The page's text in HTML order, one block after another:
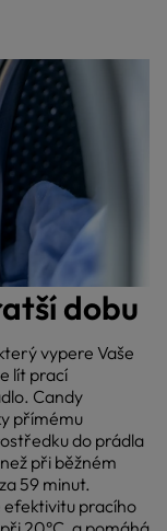
dobu
vypere Vaše
lít prací
Candy
přímému
do prádla
při běžném
59 minut.
efektivitu pracího